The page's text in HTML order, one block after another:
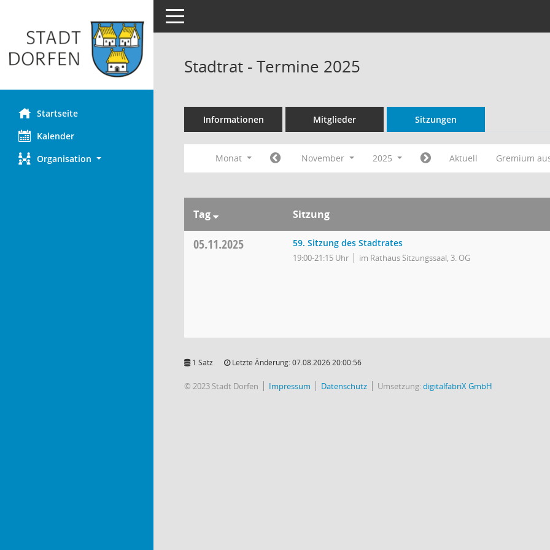
Startseite
Kalender
Organisation
Toggle navigation
Stadtrat - Termine 2025
Informationen Mitglieder Sitzungen
Monat November 2025 Aktuell Gremium
Tag Sitzung
05.11.2025 59. Sitzung des Stadtrates
19:00-21:15 Uhr im Rathaus Sitzungssaal, 3. OG
1 Satz Letzte Änderung: 07.08.2026 20:00:56
© 2023 Stadt Dorfen Impressum Datenschutz Umsetzung:digitalfabriX GmbH